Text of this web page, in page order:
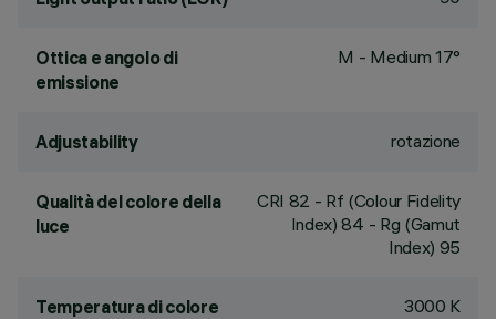
Ottica e angolo di
emissione
M - Medium 17°
Adjustability rotazione
Qualità del colore della
luce
CRI 82 - Rf (Colour Fidelity
Index) 84 - Rg (Gamut
Index) 95
Temperatura di colore 3000 K